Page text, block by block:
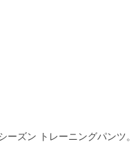
ズン トレーニングパンツ。